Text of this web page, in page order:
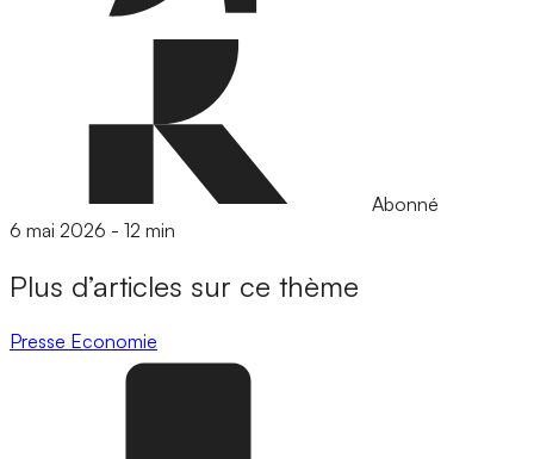
Abonné
6 mai 2026 - 12 min
Plus d’articles sur ce thème
Presse Economie